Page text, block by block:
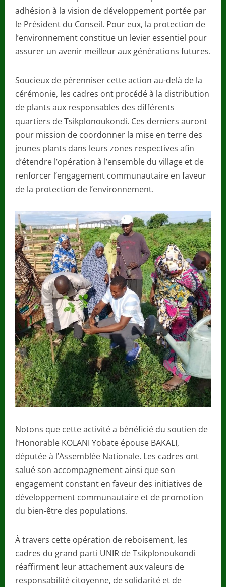
adhésion à la vision de développement portée par
le Président du Conseil. Pour eux, la protection de
l’environnement constitue un levier essentiel pour
assurer un avenir meilleur aux générations futures.
Soucieux de pérenniser cette action au-delà de la
cérémonie, les cadres ont procédé à la distribution
de plants aux responsables des différents
quartiers de Tsikplonoukondi. Ces derniers auront
pour mission de coordonner la mise en terre des
jeunes plants dans leurs zones respectives afin
d’étendre l’opération à l’ensemble du village et de
renforcer l’engagement communautaire en faveur
de la protection de l’environnement.
Notons que cette activité a bénéficié du soutien de
l’Honorable KOLANI Yobate épouse BAKALI,
députée à l’Assemblée Nationale. Les cadres ont
salué son accompagnement ainsi que son
engagement constant en faveur des initiatives de
développement communautaire et de promotion
du bien-être des populations.
À travers cette opération de reboisement, les
cadres du grand parti UNIR de Tsikplonoukondi
réaffirment leur attachement aux valeurs de
responsabilité citoyenne, de solidarité et de